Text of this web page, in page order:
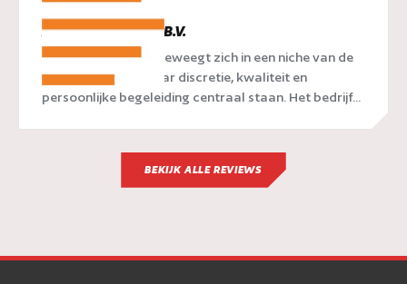
Aureum Vastgoed B.V.
Aureum Vastgoed beweegt zich in een niche van de
vastgoedmarkt waar discretie, kwaliteit en
persoonlijke begeleiding centraal staan. Het bedrijf...
BEKIJK ALLE REVIEWS